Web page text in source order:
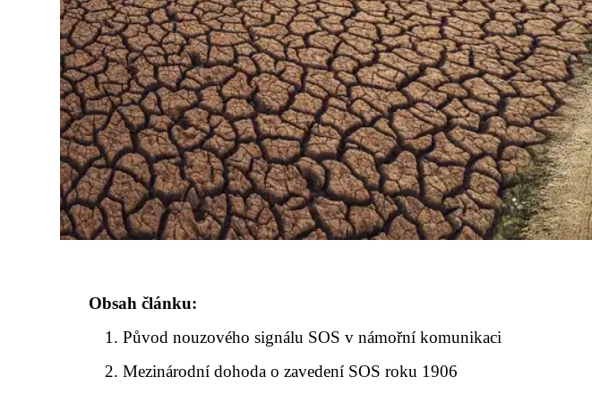
Obsah článku:
Původ nouzového signálu SOS v námořní komunikaci
Mezinárodní dohoda o zavedení SOS roku 1906